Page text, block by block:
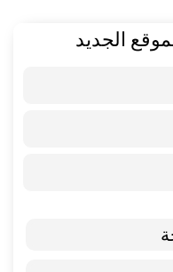
الجديد